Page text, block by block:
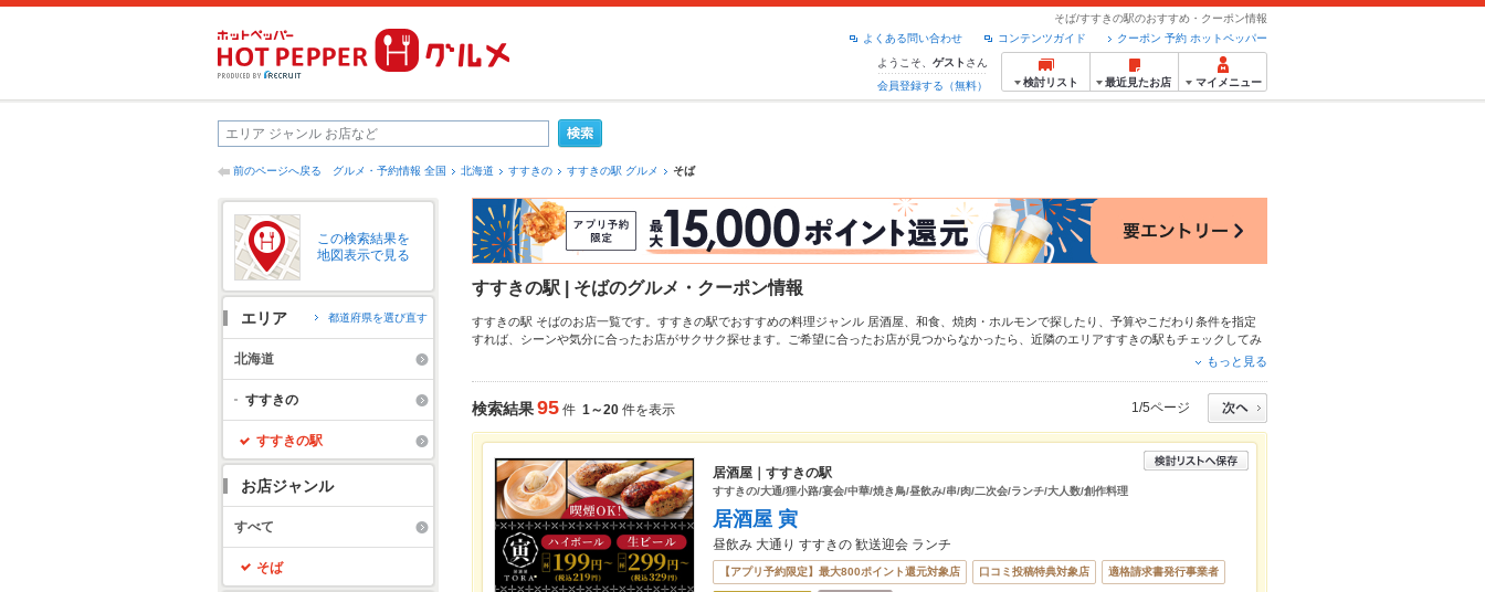
そば/すすきの駅のおすすめ・クーポン情報
クーポン 予約 ホットペッパー
コンテンツガイド
よくある問い合わせ
ようこそ、 ゲスト さん
会員登録する（無料）
検討リスト 最近見たお店 マイメニュー
前のページへ戻る グルメ・予約情報 全国 北海道 すすきの すすきの駅 グルメ そば
この検索結果を
地図表示で見る
エリア 都道府県を選び直す
北海道
すすきの
すすきの駅
お店ジャンル
すべて
そば
すすきの駅 | そばのグルメ・クーポン情報
すすきの駅 そばのお店一覧です。すすきの駅でおすすめの料理ジャンル 居酒屋 和食 焼肉・ホルモンで探したり、予算やこだわり条件を指定
すれば、シーンや気分に合ったお店がサクサク探せます。ご希望に合ったお店が見つからなかったら、近隣のエリアすすきの駅 もチェックしてみ
や季節のおすすめ料理など、
もっと見る
検索結果95 件 1～20 件を表示 1/5ページ
居酒屋｜すすきの駅
すすきの/大通/狸小路/宴会/中華/焼き鳥/昼飲み/串/肉/二次会/ランチ/大人数/創作料理
居酒屋 寅
昼飲み 大通り すすきの 歓送迎会 ランチ
【アプリ予約限定】最大800ポイント還元対象店 口コミ投稿特典対象店 適格請求書発行事業者